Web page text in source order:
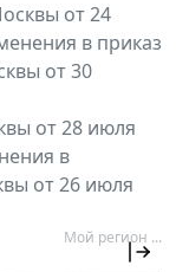
от 24
в приказ
от 30
от 28 июля
в
от 26 июля
Мой регион ...